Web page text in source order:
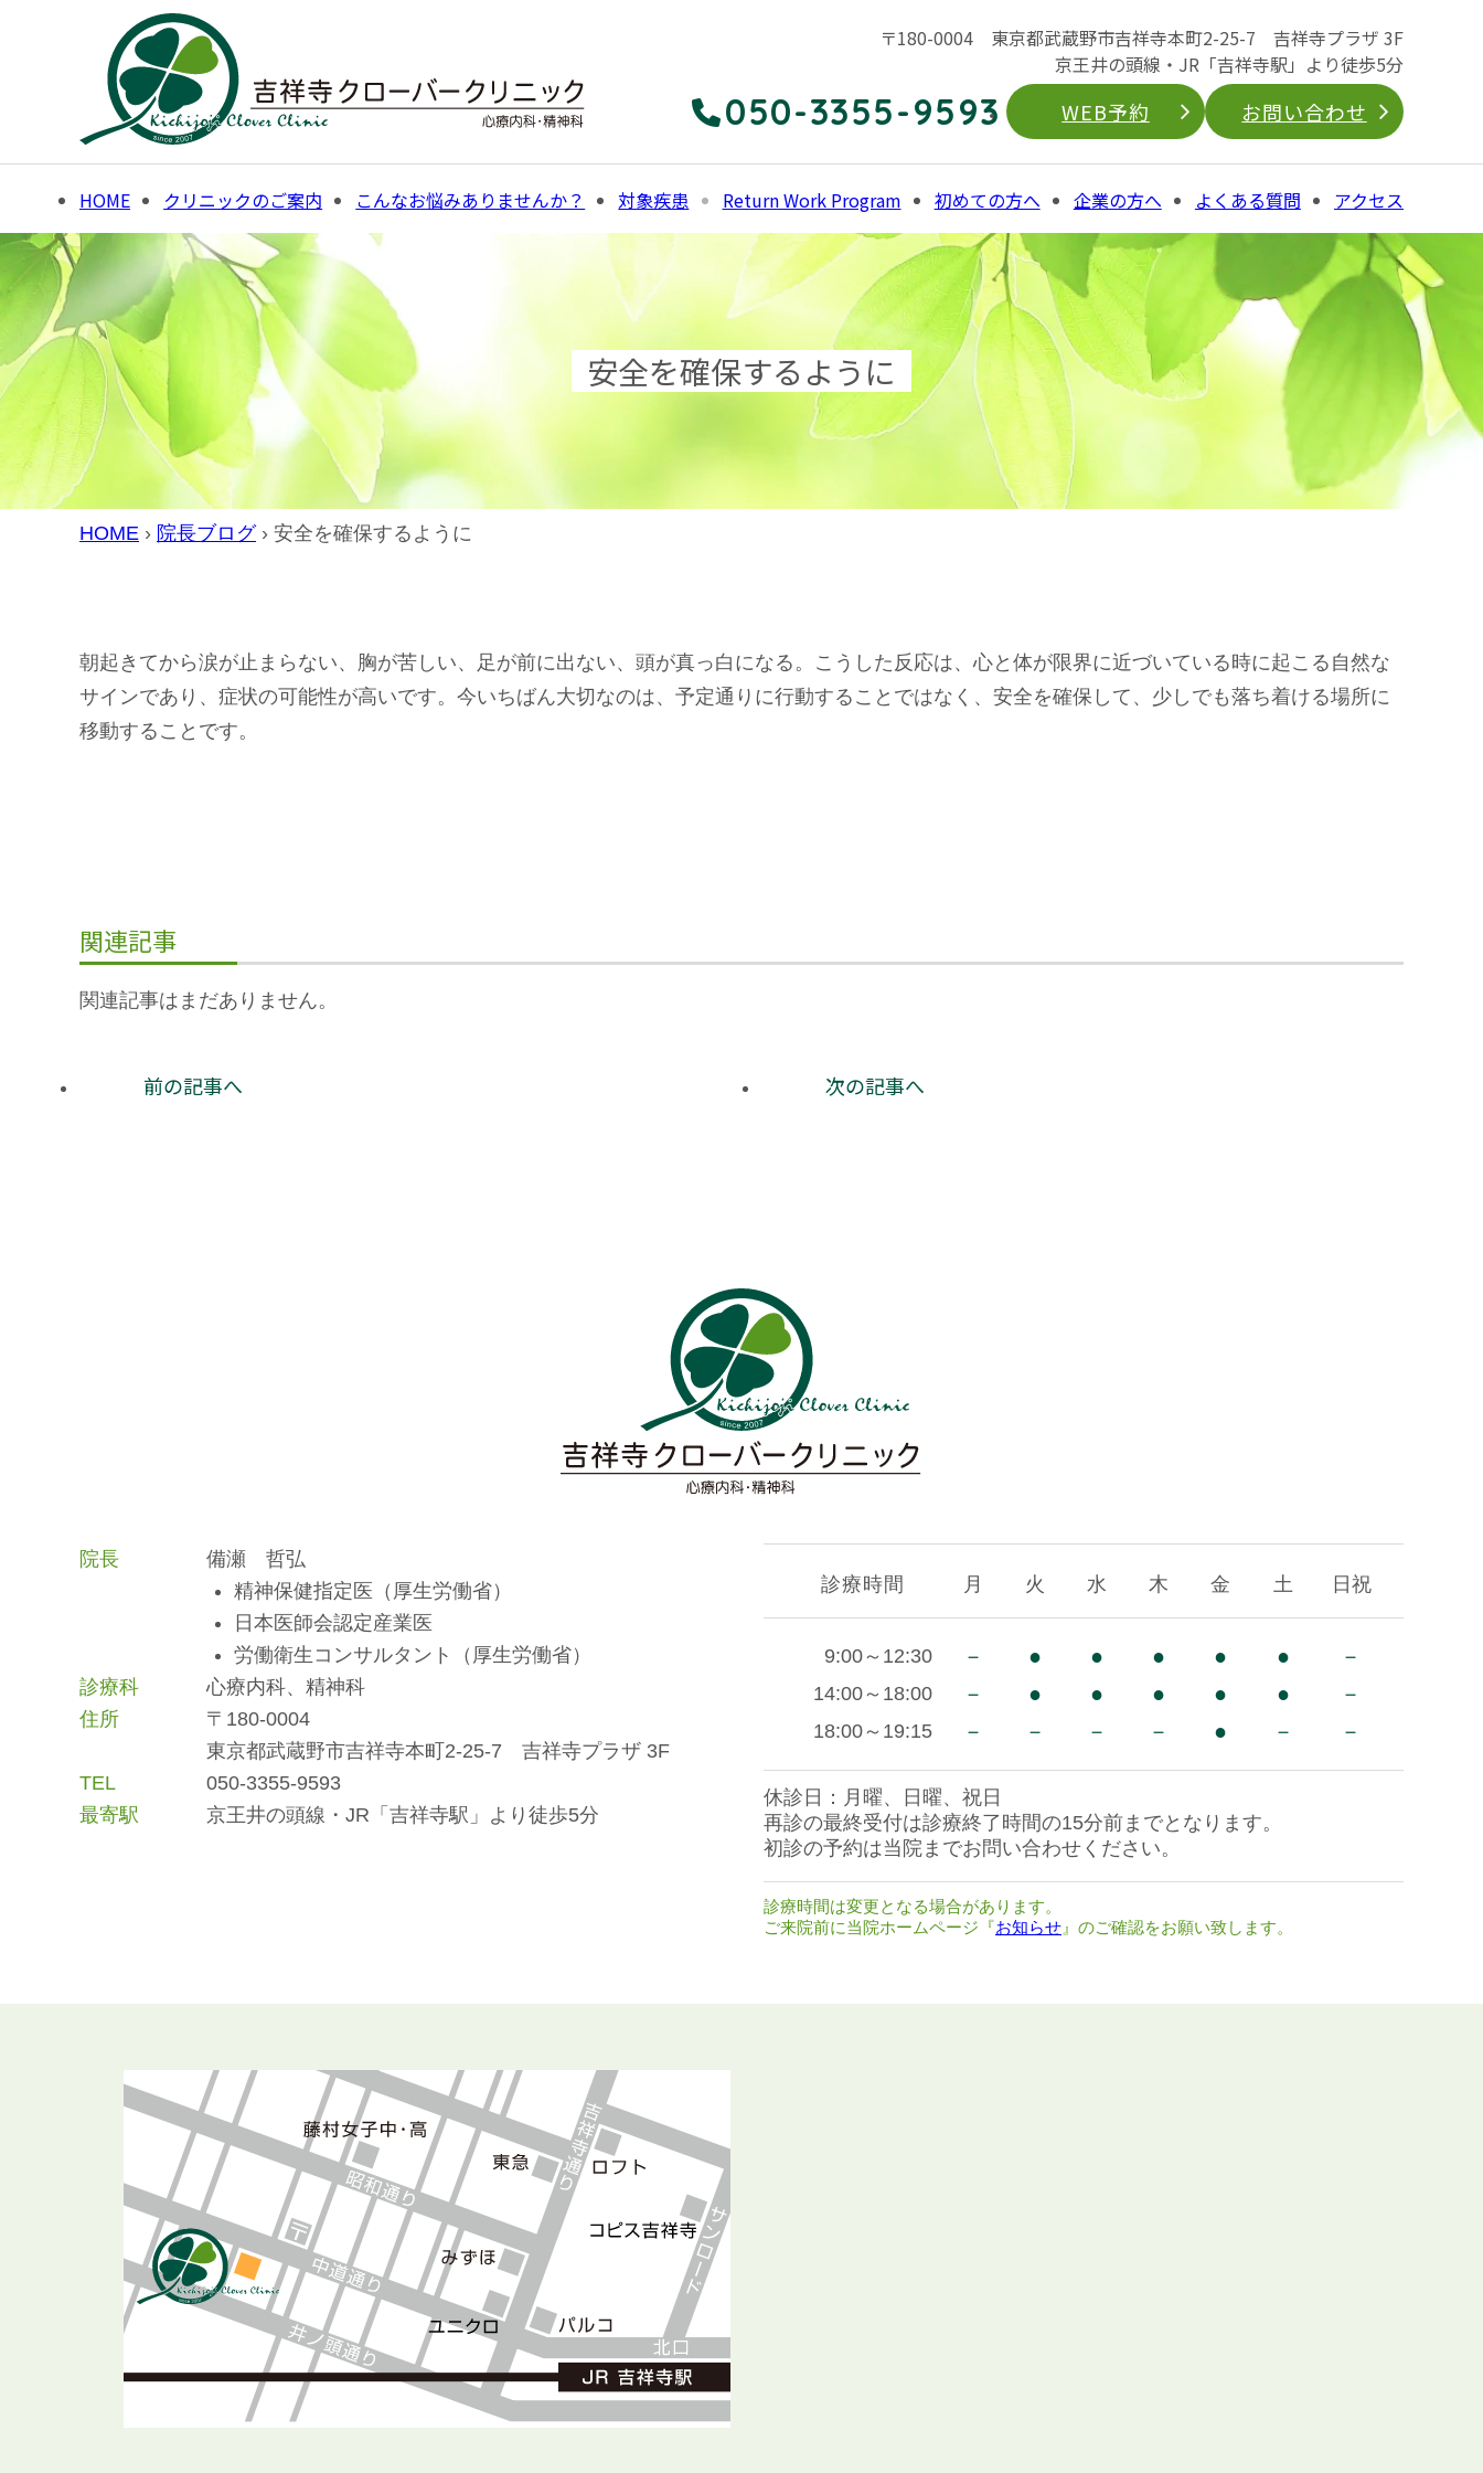
〒180-0004 東京都武蔵野市吉祥寺本町2-25-7 吉祥寺プラザ 3F
京王井の頭線・JR「吉祥寺駅」より徒歩5分
050-3355-9593 WEB予約 お問い合わせ
HOME クリニックのご案内 こんなお悩みありませんか？ 対象疾患 Return Work Program 初めての方へ 企業の方へ よくある質問 アクセス
安全を確保するように
HOME › 院長ブログ › 安全を確保するように
朝起きてから涙が止まらない、胸が苦しい、足が前に出ない、頭が真っ白になる。こうした反応は、心と体が限界に近づいている時に起こる自然な
サインであり、症状の可能性が高いです。今いちばん大切なのは、予定通りに行動することではなく、安全を確保して、少しでも落ち着ける場所に
移動することです。
関連記事
関連記事はまだありません。
前の記事へ 次の記事へ
院長
備瀬 哲弘
精神保健指定医（厚生労働省）
日本医師会認定産業医
労働衛生コンサルタント（厚生労働省）
診療科
心療内科、精神科
住所
〒180-0004
東京都武蔵野市吉祥寺本町2-25-7 吉祥寺プラザ 3F
TEL
050-3355-9593
最寄駅
京王井の頭線・JR「吉祥寺駅」より徒歩5分
休診日：月曜、日曜、祝日
再診の最終受付は診療終了時間の15分前までとなります。
初診の予約は当院までお問い合わせください。
診療時間 月 火 水 木 金 土 日祝
9:00～12:30 － ● ● ● ● ● －
14:00～18:00 － ● ● ● ● ● －
18:00～19:15 － － － － ● － －
診療時間は変更となる場合があります。
ご来院前に当院ホームページ『お知らせ 』のご確認をお願い致します。